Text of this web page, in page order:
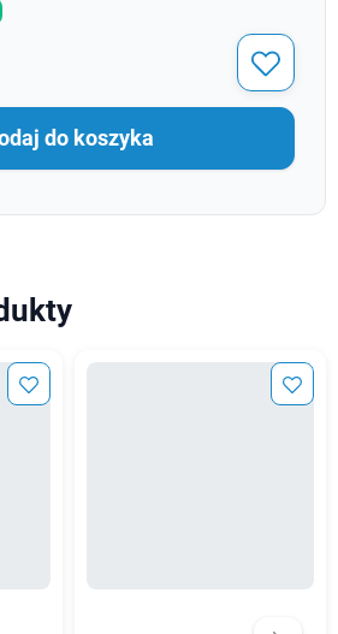
do koszyka